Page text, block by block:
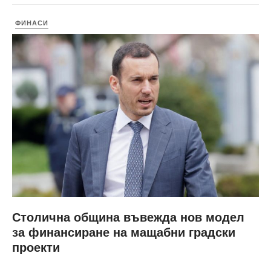
ФИНАСИ
Столична община въвежда нов модел
за финансиране на мащабни градски
проекти